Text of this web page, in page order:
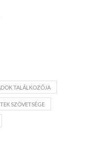
TALÁLKOZÓJA
SZÖVETSÉGE